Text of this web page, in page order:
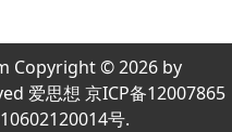
Copyright © 2026 by
爱思想 京ICP备12007865
号.